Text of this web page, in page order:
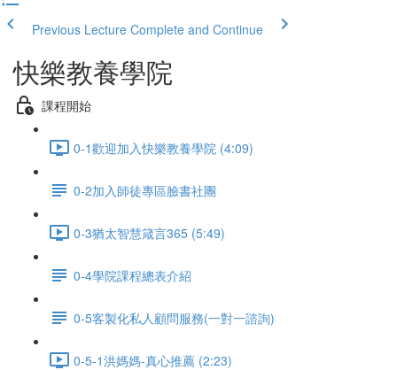
Previous Lecture Complete and Continue
快樂教養學院
課程開始
0-1歡迎加入快樂教養學院 (4:09)
0-2加入師徒專區臉書社團
0-3猶太智慧箴言365 (5:49)
0-4學院課程總表介紹
0-5客製化私人顧問服務(一對一諮詢)
0-5-1洪媽媽-真心推薦 (2:23)